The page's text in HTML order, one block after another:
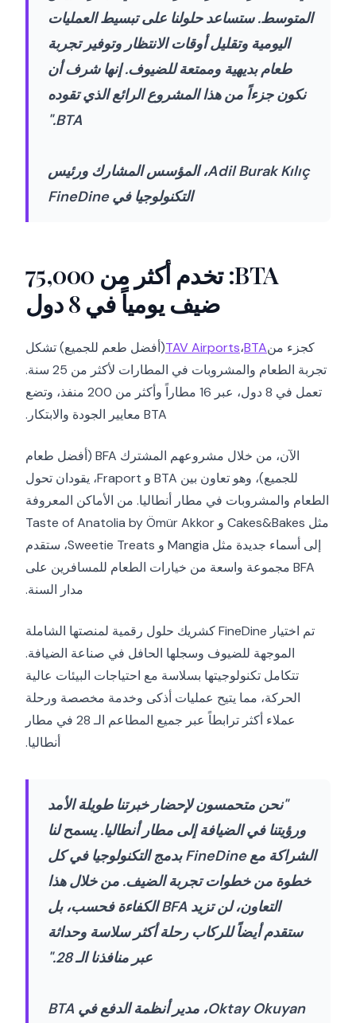
المتوسط. ستساعد حلولنا على تبسيط العمليات
اليومية وتقليل أوقات الانتظار وتوفير تجربة
طعام بديهية وممتعة للضيوف. إنها شرف أن
نكون جزءاً من هذا المشروع الرائع الذي تقوده
BTA."
Adil Burak Kılıç، المؤسس المشارك ورئيس
التكنولوجيا في FineDine
BTA: تخدم أكثر من 75,000
ضيف يومياً في 8 دول
كجزء من TAV Airports،BTA
(أفضل طعم للجميع) تشكل
تجربة الطعام والمشروبات في المطارات لأكثر من 25 سنة.
تعمل في 8 دول، عبر 16 مطاراً وأكثر من 200 منفذ، وتضع
BTA معايير الجودة والابتكار.
الآن، من خلال مشروعهم المشترك BFA (أفضل طعام
للجميع)، وهو تعاون بين BTA و Fraport، يقودان تحول
الطعام والمشروبات في مطار أنطاليا. من الأماكن المعروفة
مثل Cakes&Bakes و Taste of Anatolia by Ömür Akkor
إلى أسماء جديدة مثل Mangia و Sweetie Treats، ستقدم
BFA مجموعة واسعة من خيارات الطعام للمسافرين على
مدار السنة.
تم اختيار FineDine كشريك حلول رقمية لمنصتها الشاملة
الموجهة للضيوف وسجلها الحافل في صناعة الضيافة.
تتكامل تكنولوجيتها بسلاسة مع احتياجات البيئات عالية
الحركة، مما يتيح عمليات أذكى وخدمة مخصصة ورحلة
عملاء أكثر ترابطاً عبر جميع المطاعم الـ 28 في مطار
أنطاليا.
"نحن متحمسون لإحضار خبرتنا طويلة الأمد
ورؤيتنا في الضيافة إلى مطار أنطاليا. يسمح لنا
الشراكة مع FineDine بدمج التكنولوجيا في كل
خطوة من خطوات تجربة الضيف. من خلال هذا
التعاون، لن تزيد BFA الكفاءة فحسب، بل
ستقدم أيضاً للركاب رحلة أكثر سلاسة وحداثة
عبر منافذنا الـ 28."
Oktay Okuyan، مدير أنظمة الدفع في BTA